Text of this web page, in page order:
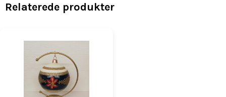
Relaterede produkter